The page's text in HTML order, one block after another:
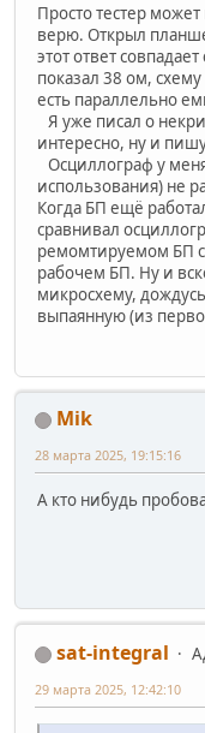
Просто тестер
верю. Открыл
этот ответ
показал 38 ом,
есть параллельно
Я уже писал о
интересно, ну и
Осциллограф у
использования) не
Когда БП ещё
сравнивал
ремомтируемом БП
рабочем БП. Ну и
микросхему,
выпаянную (из
Mik
28 марта 2025, 19:15:16
А кто нибудь
sat-integral
29 марта 2025, 12:42:10